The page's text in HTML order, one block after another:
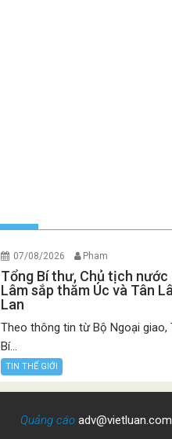
07/08/2026 Pham
Tổng Bí thư, Chủ tịch nước
Lâm sắp thăm Úc và Tân
Lan
Theo thông tin từ Bộ Ngoại giao,
Bí...
TIN THẾ GIỚI
Quảng cáo